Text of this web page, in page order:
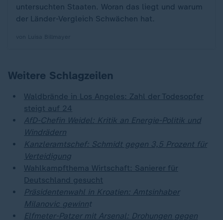
untersuchten Staaten. Woran das liegt und warum
der Länder-Vergleich Schwächen hat.
Weitere Schlagzeilen
Waldbrände in Los Angeles: Zahl der Todesopfer
steigt auf 24
AfD-Chefin Weidel: Kritik an Energie-Politik und
Windrädern
Kanzleramtschef: Schmidt gegen 3,5 Prozent für
Verteidigung
Wahlkampfthema Wirtschaft: Sanierer für
Deutschland gesucht
Präsidentenwahl in Kroatien: Amtsinhaber
Milanovic gewinnt
Elfmeter-Patzer mit Arsenal: Drohungen gegen